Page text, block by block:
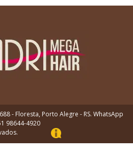
- Floresta, Porto Alegre - RS. WhatsApp
98644-4920